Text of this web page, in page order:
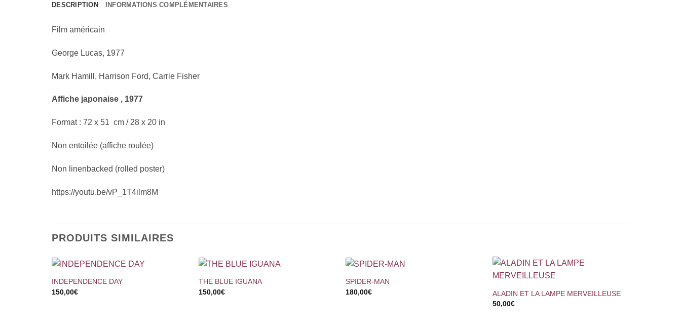
DESCRIPTION INFORMATIONS COMPLÉMENTAIRES
Film américain
George Lucas, 1977
Mark Hamill, Harrison Ford, Carrie Fisher
Affiche japonaise , 1977
Format : 72 x 51 cm / 28 x 20 in
Non entoilée (affiche roulée)
Non linenbacked (rolled poster)
https://youtu.be/vP_1T4ilm8M
PRODUITS SIMILAIRES
+
INDEPENDENCE DAY
150,00€
+
THE BLUE IGUANA
150,00€
+
SPIDER-MAN
180,00€
+
ALADIN ET LA LAMPE MERVEILLEUSE
50,00€